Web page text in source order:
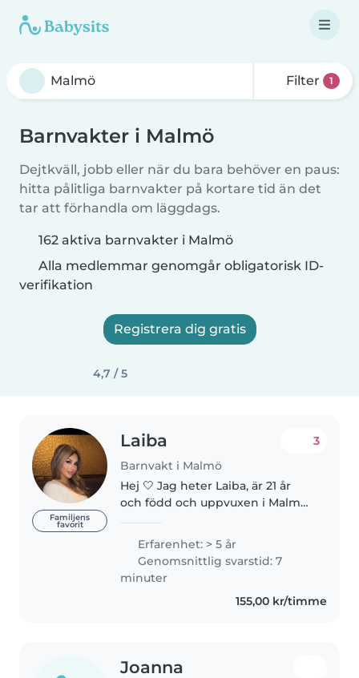
Filter 1
Barnvakter i Malmö
Dejtkväll, jobb eller när du bara behöver en paus:
hitta pålitliga barnvakter på kortare tid än det
tar att förhandla om läggdags.
162 aktiva barnvakter i Malmö
Alla medlemmar genomgår obligatorisk ID-
verifikation
Registrera dig gratis
4,7 / 5
Familjens
favorit
Laiba
Barnvakt i Malmö
3
Hej 🤍 Jag heter Laiba, är 21 år
och född och uppvuxen i Malmö.
engelska och danska. Idag
arbetar jag som personlig
assistent där jag tar hand om en
liten..
Erfarenhet: > 5 år
Genomsnittlig svarstid: 7
minuter
155,00 kr/timme
Joanna